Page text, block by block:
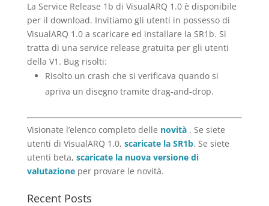
La Service Release 1b di VisualARQ 1.0 è disponibile
per il download. Invitiamo gli utenti in possesso di
VisualARQ 1.0 a scaricare ed installare la SR1b. Si
tratta di una service release gratuita per gli utenti
della V1. Bug risolti:
Risolto un crash che si verificava quando si
apriva un disegno tramite drag-and-drop.
Visionate l’elenco completo delle novità. Se siete
utenti di VisualARQ 1.0, scaricate la SR1b. Se siete
utenti beta, scaricate la nuova versione di
valutazioneper provare le novità.
Recent Posts